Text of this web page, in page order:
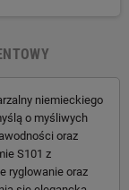
niemieckiego
o myśliwych
oraz
S101 z
ryglowanie oraz